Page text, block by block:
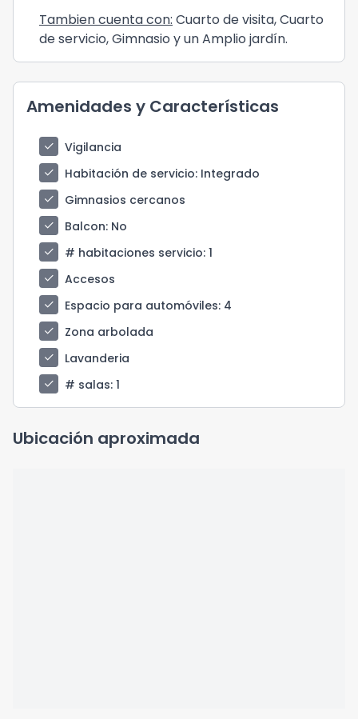
Tambien cuenta con: Cuarto de visita, Cuarto
de servicio, Gimnasio y un Amplio jardín.
Amenidades y Características
check
Vigilancia
check
Habitación de servicio: Integrado
check
Gimnasios cercanos
check
Balcon: No
check
# habitaciones servicio: 1
check
Accesos
check
Espacio para automóviles: 4
check
Zona arbolada
check
Lavanderia
check
# salas: 1
Ubicación aproximada